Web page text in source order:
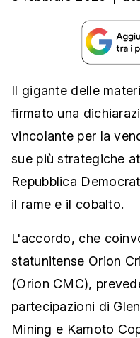
Il gigante delle
firmato una
vincolante per la
sue più strategiche
Repubblica
il rame e il cobalto.
L'accordo, che
statunitense Orion
(Orion CMC),
partecipazioni di
Mining e Kamoto